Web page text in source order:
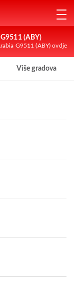
(ABY)
G9511 (ABY) ovdje
Više gradova